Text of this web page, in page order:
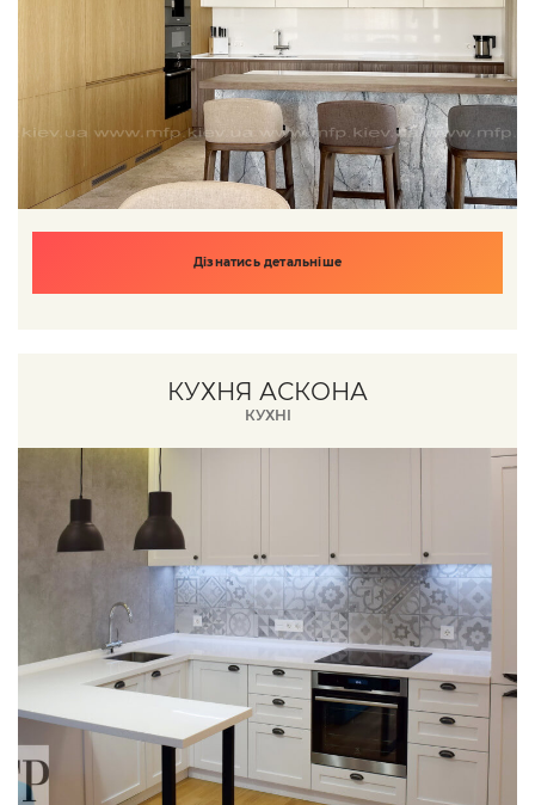
Дізнатись детальніше
КУХНЯ АСКОНА
КУХНІ